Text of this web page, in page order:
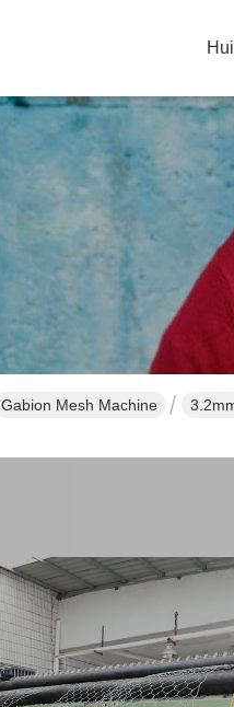
Gabion Mesh Machine